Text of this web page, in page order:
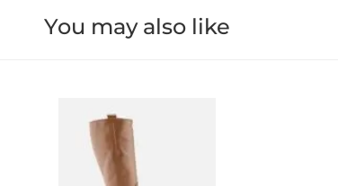
You may also like